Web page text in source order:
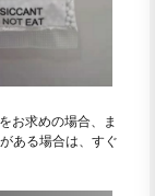
お求めの場合、ま
ある場合は、すぐ